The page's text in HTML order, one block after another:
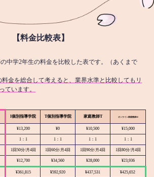
【料金比較表】
中学2年生の料金を比較した表です。（あくまで
料金を総合して考えると、業界水準と比較してもリ
ています。
I個別指導学院 T個別指導学院 家庭教師T オンライン家庭教師M
¥13,200 ¥0 ¥10,500 ¥15,000
1：1 1：1 1：1 1：1
1回50分/月4回 1回60分/月4回 1回90分/月4回 1回80分/月4回
¥12,700 ¥34,560 ¥28,000 ¥23,936
¥361,815 ¥592,920 ¥437,531 ¥425,652